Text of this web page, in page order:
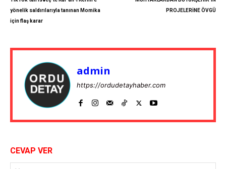
yönelik saldırılarıyla tanınan Momika
için flaş karar
PROJELERİNE ÖVGÜ
admin
https://ordudetayhaber.com
CEVAP VER